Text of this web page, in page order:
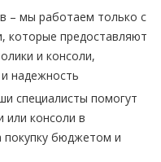
– мы работаем только с
которые предоставляют
и консоли,
надежность
специалисты помогут
или консоли в
покупку бюджетом и